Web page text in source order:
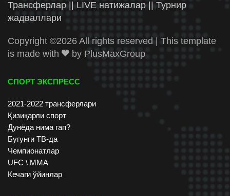
Трансферлар || LIVE натижалар || Турнир
жадваллари
Copyright ©2026 All rights reserved | This template
is made with
by PlusMaxGroup
СПОРТ ЭКСПРЕСС
2021-2022 трансферлари
Қизиқарли спорт
Дунёда нима гап?
Бугунги ТВ-да
Чемпионатлар
UFC \ ММА
Кечаги ўйинлар